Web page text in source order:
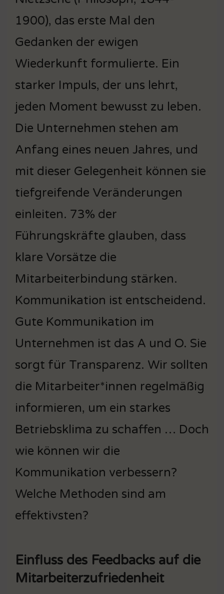
1900), das erste Mal den
Gedanken der ewigen
Wiederkunft formulierte. Ein
starker Impuls, der uns lehrt,
jeden Moment bewusst zu leben.
Die Unternehmen stehen am
Anfang eines neuen Jahres, und
mit dieser Gelegenheit können sie
tiefgreifende Veränderungen
einleiten. 73% der
Führungskräfte glauben, dass
klare Vorsätze die
Mitarbeiterbindung stärken.
Kommunikation ist entscheidend.
Gute Kommunikation im
Unternehmen ist das A und O. Sie
sorgt für Transparenz. Wir sollten
die Mitarbeiter*innen regelmäßig
informieren, um ein starkes
Betriebsklima zu schaffen … Doch
wie können wir die
Kommunikation verbessern?
Welche Methoden sind am
effektivsten?
Einfluss des Feedbacks auf die
Mitarbeiterzufriedenheit